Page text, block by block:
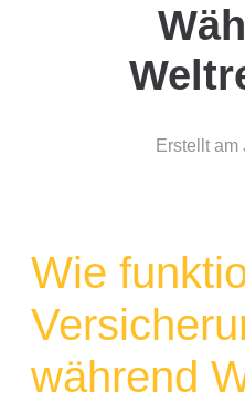
Erstellt am
Wie
während